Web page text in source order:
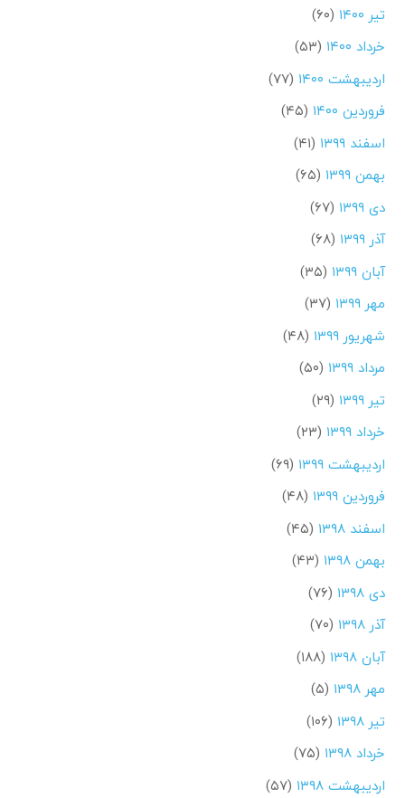
تیر ۱۴۰۰
(۶۰)
خرداد ۱۴۰۰
(۵۳)
اردیبهشت ۱۴۰۰
(۷۷)
فروردین ۱۴۰۰
(۴۵)
اسفند ۱۳۹۹
(۴۱)
بهمن ۱۳۹۹
(۶۵)
دی ۱۳۹۹
(۶۷)
آذر ۱۳۹۹
(۶۸)
آبان ۱۳۹۹
(۳۵)
مهر ۱۳۹۹
(۳۷)
شهریور ۱۳۹۹
(۴۸)
مرداد ۱۳۹۹
(۵۰)
تیر ۱۳۹۹
(۲۹)
خرداد ۱۳۹۹
(۲۳)
اردیبهشت ۱۳۹۹
(۶۹)
فروردین ۱۳۹۹
(۴۸)
اسفند ۱۳۹۸
(۴۵)
بهمن ۱۳۹۸
(۴۳)
دی ۱۳۹۸
(۷۶)
آذر ۱۳۹۸
(۷۰)
آبان ۱۳۹۸
(۱۸۸)
مهر ۱۳۹۸
(۵)
تیر ۱۳۹۸
(۱۰۶)
خرداد ۱۳۹۸
(۷۵)
اردیبهشت ۱۳۹۸
(۵۷)